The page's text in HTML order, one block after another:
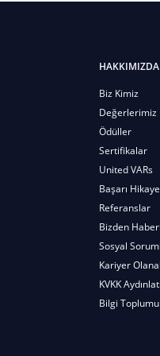
HAKKIMIZDA
Biz Kimiz
Değerlerimiz
Ödüller
Sertifikalar
United VARs
Başarı
Referanslar
Bizden
Sosyal
Kariyer
KVKK
Bilgi